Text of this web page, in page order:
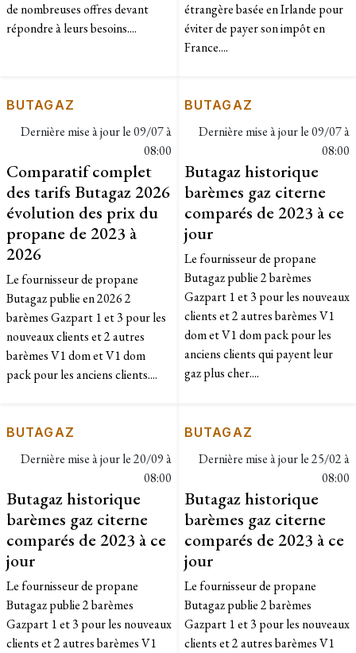
de nombreuses offres devant
répondre à leurs besoins....
étrangère basée en Irlande pour
éviter de payer son impôt en
France....
BUTAGAZ
Dernière mise à jour le09/07 à
08:00
Comparatif complet
des tarifs Butagaz 2026
évolution des prix du
propane de 2023 à
2026
Le fournisseur de propane
Butagaz publie en 2026 2
barèmes Gazpart 1 et 3 pour les
nouveaux clients et 2 autres
barèmes V1 dom et V1 dom
pack pour les anciens clients....
BUTAGAZ
Dernière mise à jour le09/07 à
08:00
Butagaz historique
barèmes gaz citerne
comparés de 2023 à ce
jour
Le fournisseur de propane
Butagaz publie 2 barèmes
Gazpart 1 et 3 pour les nouveaux
clients et 2 autres barèmes V1
dom et V1 dom pack pour les
anciens clients qui payent leur
gaz plus cher....
BUTAGAZ
Dernière mise à jour le20/09 à
08:00
Butagaz historique
barèmes gaz citerne
comparés de 2023 à ce
jour
Le fournisseur de propane
Butagaz publie 2 barèmes
Gazpart 1 et 3 pour les nouveaux
clients et 2 autres barèmes V1
BUTAGAZ
Dernière mise à jour le25/02 à
08:00
Butagaz historique
barèmes gaz citerne
comparés de 2023 à ce
jour
Le fournisseur de propane
Butagaz publie 2 barèmes
Gazpart 1 et 3 pour les nouveaux
clients et 2 autres barèmes V1